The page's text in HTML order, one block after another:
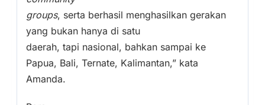
groups, serta berhasil menghasilkan gerakan
yang bukan hanya di satu
daerah, tapi nasional, bahkan sampai ke
Papua, Bali, Ternate, Kalimantan,” kata
Amanda.